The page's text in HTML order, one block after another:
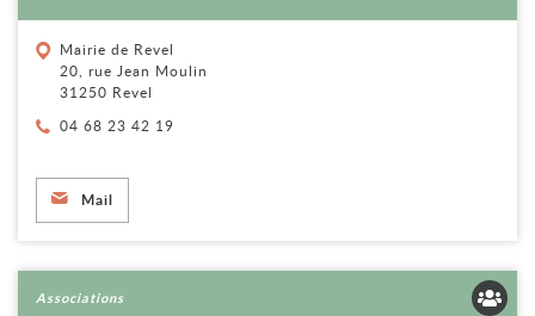
Mairie de Revel
20, rue Jean Moulin
31250 Revel
Téléphone :
04 68 23 42 19
Mail
Associations